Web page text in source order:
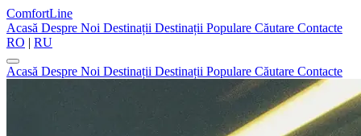
ComfortLine
Acasă Despre Noi Destinații Destinații Populare Căutare Contacte
RO | RU
Acasă Despre Noi Destinații Destinații Populare Căutare Contacte